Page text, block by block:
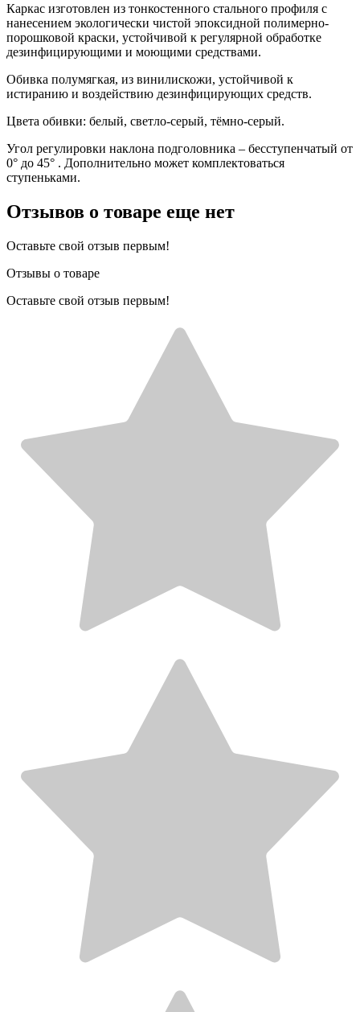
Каркас изготовлен из тонкостенного стального профиля с
нанесением экологически чистой эпоксидной полимерно-
порошковой краски, устойчивой к регулярной обработке
дезинфицирующими и моющими средствами.
Обивка полумягкая, из винилискожи, устойчивой к
истиранию и воздействию дезинфицирующих средств.
Цвета обивки: белый, светло-серый, тёмно-серый.
Угол регулировки наклона подголовника – бесступенчатый от
0° до 45° . Дополнительно может комплектоваться
ступеньками.
Отзывов о товаре еще нет
Оставьте свой отзыв первым!
Отзывы о товаре
Оставьте свой отзыв первым!